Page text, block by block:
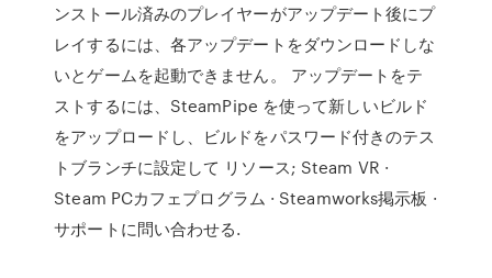
ンストール済みのプレイヤーがアップデート後にプ
レイするには、各アップデートをダウンロードしな
いとゲームを起動できません。 アップデートをテ
ストするには、SteamPipe を使って新しいビルド
をアップロードし、ビルドをパスワード付きのテス
トブランチに設定して リソース; Steam VR ·
Steam PCカフェプログラム · Steamworks掲示板 ·
サポートに問い合わせる.